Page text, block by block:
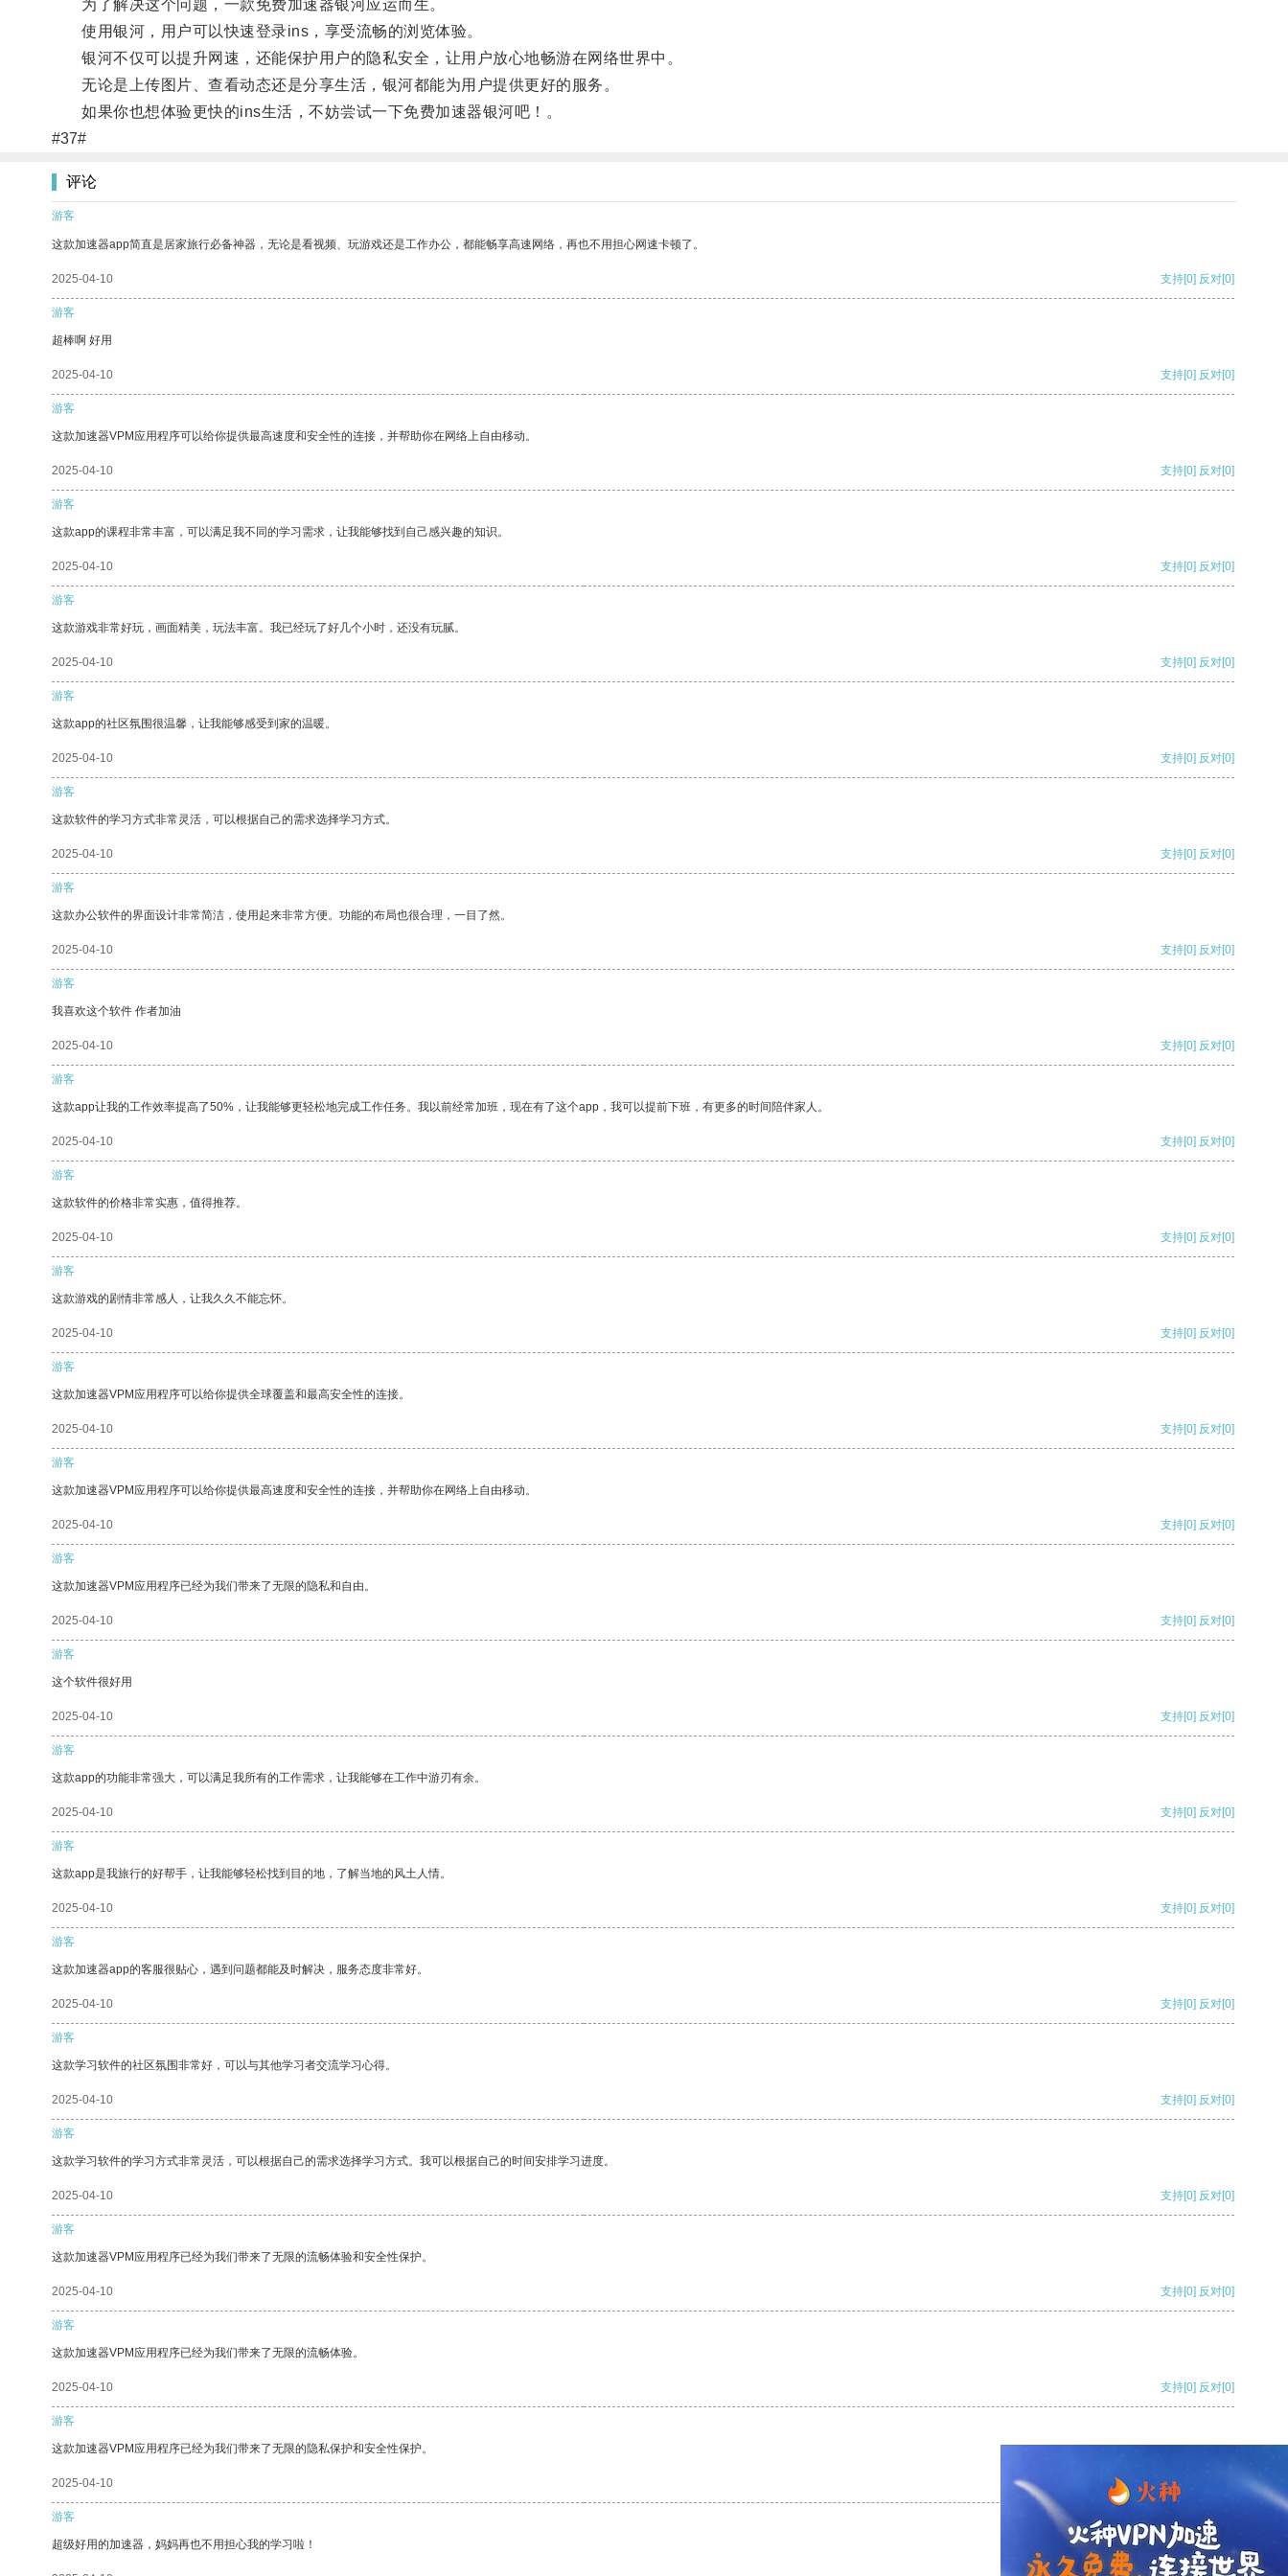
为了解决这个问题，一款免费加速器银河应运而生。
使用银河，用户可以快速登录ins，享受流畅的浏览体验。
银河不仅可以提升网速，还能保护用户的隐私安全，让用户放心地畅游在网络世界中。
无论是上传图片、查看动态还是分享生活，银河都能为用户提供更好的服务。
如果你也想体验更快的ins生活，不妨尝试一下免费加速器银河吧！。
#37#
评论
游客
这款加速器app简直是居家旅行必备神器，无论是看视频、玩游戏还是工作办公，都能畅享高速网络，再也不用担心网速卡顿了。
2025-04-10 支持[0] 反对[0]
游客
超棒啊 好用
2025-04-10 支持[0] 反对[0]
游客
这款加速器VPM应用程序可以给你提供最高速度和安全性的连接，并帮助你在网络上自由移动。
2025-04-10 支持[0] 反对[0]
游客
这款app的课程非常丰富，可以满足我不同的学习需求，让我能够找到自己感兴趣的知识。
2025-04-10 支持[0] 反对[0]
游客
这款游戏非常好玩，画面精美，玩法丰富。我已经玩了好几个小时，还没有玩腻。
2025-04-10 支持[0] 反对[0]
游客
这款app的社区氛围很温馨，让我能够感受到家的温暖。
2025-04-10 支持[0] 反对[0]
游客
这款软件的学习方式非常灵活，可以根据自己的需求选择学习方式。
2025-04-10 支持[0] 反对[0]
游客
这款办公软件的界面设计非常简洁，使用起来非常方便。功能的布局也很合理，一目了然。
2025-04-10 支持[0] 反对[0]
游客
我喜欢这个软件 作者加油
2025-04-10 支持[0] 反对[0]
游客
这款app让我的工作效率提高了50%，让我能够更轻松地完成工作任务。我以前经常加班，现在有了这个app，我可以提前下班，有更多的时间陪伴家人。
2025-04-10 支持[0] 反对[0]
游客
这款软件的价格非常实惠，值得推荐。
2025-04-10 支持[0] 反对[0]
游客
这款游戏的剧情非常感人，让我久久不能忘怀。
2025-04-10 支持[0] 反对[0]
游客
这款加速器VPM应用程序可以给你提供全球覆盖和最高安全性的连接。
2025-04-10 支持[0] 反对[0]
游客
这款加速器VPM应用程序可以给你提供最高速度和安全性的连接，并帮助你在网络上自由移动。
2025-04-10 支持[0] 反对[0]
游客
这款加速器VPM应用程序已经为我们带来了无限的隐私和自由。
2025-04-10 支持[0] 反对[0]
游客
这个软件很好用
2025-04-10 支持[0] 反对[0]
游客
这款app的功能非常强大，可以满足我所有的工作需求，让我能够在工作中游刃有余。
2025-04-10 支持[0] 反对[0]
游客
这款app是我旅行的好帮手，让我能够轻松找到目的地，了解当地的风土人情。
2025-04-10 支持[0] 反对[0]
游客
这款加速器app的客服很贴心，遇到问题都能及时解决，服务态度非常好。
2025-04-10 支持[0] 反对[0]
游客
这款学习软件的社区氛围非常好，可以与其他学习者交流学习心得。
2025-04-10 支持[0] 反对[0]
游客
这款学习软件的学习方式非常灵活，可以根据自己的需求选择学习方式。我可以根据自己的时间安排学习进度。
2025-04-10 支持[0] 反对[0]
游客
这款加速器VPM应用程序已经为我们带来了无限的流畅体验和安全性保护。
2025-04-10 支持[0] 反对[0]
游客
这款加速器VPM应用程序已经为我们带来了无限的流畅体验。
2025-04-10 支持[0] 反对[0]
游客
这款加速器VPM应用程序已经为我们带来了无限的隐私保护和安全性保护。
2025-04-10 支持
游客
超级好用的加速器，妈妈再也不用担心我的学习啦！